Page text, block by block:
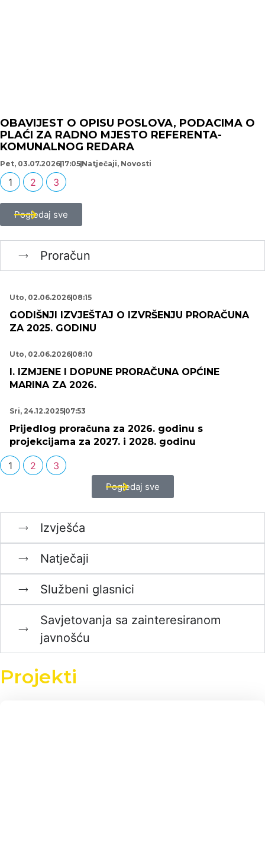
OBAVIJEST O OPISU POSLOVA, PODACIMA O
PLAĆI ZA RADNO MJESTO REFERENTA-
KOMUNALNOG REDARA
Pet, 03.07.202617:05 Natječaji, Novosti
1 2 3
Pogledaj sve
Proračun
GODIŠNJI IZVJEŠTAJ O IZVRŠENJU PRORAČUNA
ZA 2025. GODINU
Uto, 02.06.2026 08:15
I. IZMJENE I DOPUNE PRORAČUNA OPĆINE
MARINA ZA 2026.
Uto, 02.06.2026 08:10
Prijedlog proračuna za 2026. godinu s
projekcijama za 2027. i 2028. godinu
Sri, 24.12.2025 07:53
1 2 3
Pogledaj sve
Izvješća
Natječaji
Službeni glasnici
Savjetovanja sa zainteresiranom
javnošću
Projekti